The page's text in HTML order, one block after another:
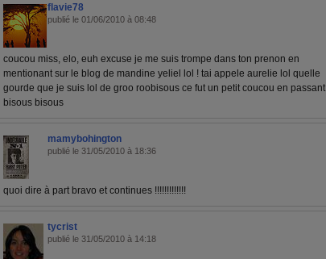
flavie78
publié le 01/06/2010 à 08:48
coucou miss, elo, euh excuse je me suis trompe dans ton prenon en
mentionant sur le blog de mandine yeliel lol ! tai appele aurelie lol quelle
gourde que je suis lol de groo roobisous ce fut un petit coucou en passant
bisous bisous
mamybohington
publié le 31/05/2010 à 18:36
quoi dire à part bravo et continues !!!!!!!!!!!!!
tycrist
publié le 31/05/2010 à 14:18